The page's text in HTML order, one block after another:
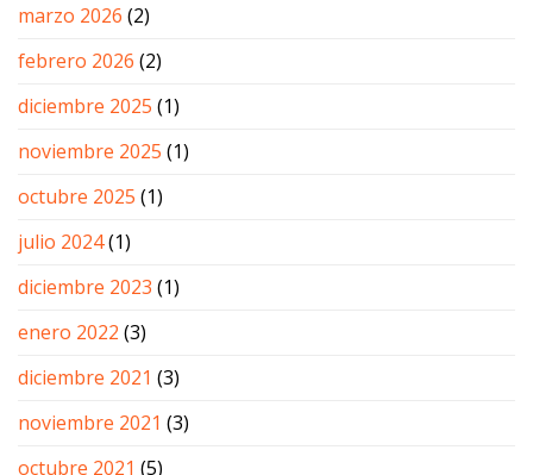
marzo 2026 (2)
febrero 2026 (2)
diciembre 2025 (1)
noviembre 2025 (1)
octubre 2025 (1)
julio 2024(1)
diciembre 2023 (1)
enero 2022 (3)
diciembre 2021 (3)
noviembre 2021 (3)
octubre 2021 (5)